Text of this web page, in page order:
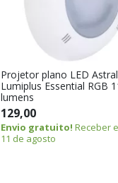
Projetor plano LED
Lumiplus Essential RGB
lumens
129,00
Envio gratuito! Receber
11 de agosto